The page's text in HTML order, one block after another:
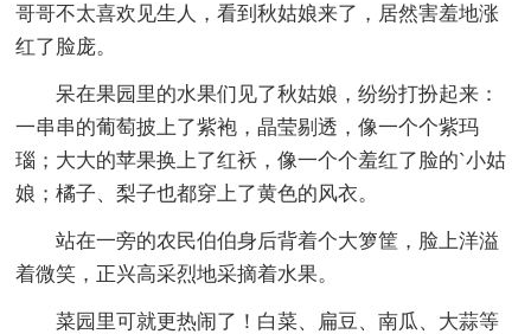
哥哥不太喜欢见生人，看到秋姑娘来了，居然害羞地涨
红了脸庞。
呆在果园里的水果们见了秋姑娘，纷纷打扮起来：
一串串的葡萄披上了紫袍，晶莹剔透，像一个个紫玛
瑙；大大的苹果换上了红袄，像一个个羞红了脸的`小姑
娘；橘子、梨子也都穿上了黄色的风衣。
站在一旁的农民伯伯身后背着个大箩筐，脸上洋溢
着微笑，正兴高采烈地采摘着水果。
菜园里可就更热闹了！白菜、扁豆、南瓜、大蒜等